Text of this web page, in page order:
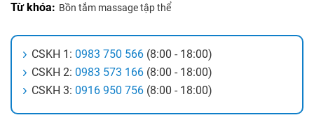
Từ khóa: Bồn tắm massage tập thể
CSKH 1: 0983 750 566 (8:00 - 18:00)
CSKH 2: 0983 573 166 (8:00 - 18:00)
CSKH 3: 0916 950 756 (8:00 - 18:00)